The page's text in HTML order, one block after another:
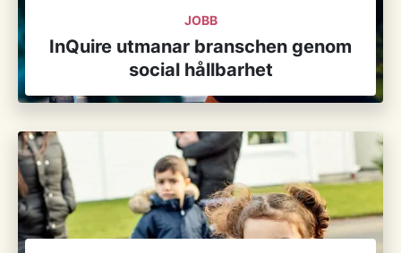
JOBB
InQuire utmanar branschen genom
social hållbarhet